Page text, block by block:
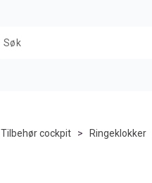
Tilbehør cockpit > Ringeklokker